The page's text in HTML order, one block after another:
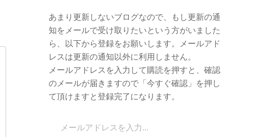
あまり更新しないブログなので、もし更新の通
知をメールで受け取りたいという方がいました
ら、以下から登録をお願いします。メールアド
レスは更新の通知以外に利用しません。
メールアドレスを入力して購読を押すと、確認
のメールが届きますので「今すぐ確認」を押し
て頂けますと登録完了になります。